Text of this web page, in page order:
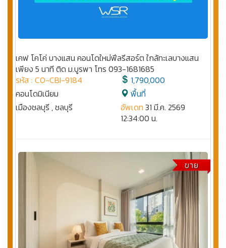
เคฟ โคโค่ บางแสน คอนโดใหม่ฟีลรีสอร์ต ใกล้ทะเลบางแสน
เพียง 5 นาที ติด ม.บูรพา โทร 093-1681685
รหัส : CO-CBI-9184
คอนโดมิเนียม
เมืองชลบุรี , ชลบุรี
1,790,000
พื้นที่
อัพเดท 31 มี.ค. 2569
12:34:00 น.
ขาย